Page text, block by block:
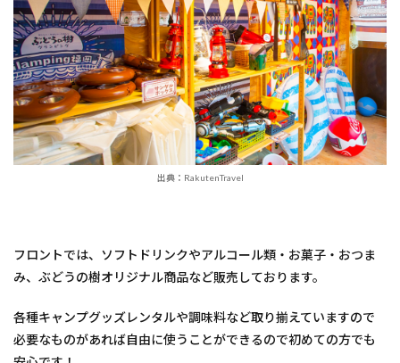
出典：RakutenTravel
フロントでは、ソフトドリンクやアルコール類・お菓子・おつま
み、ぶどうの樹オリジナル商品など販売しております。
各種キャンプグッズレンタルや調味料など取り揃えていますので
必要なものがあれば自由に使うことができるので初めての方でも